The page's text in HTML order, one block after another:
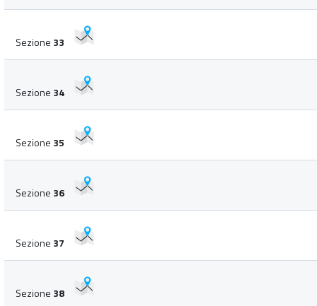
Sezione 33
Sezione 34
Sezione 35
Sezione 36
Sezione 37
Sezione 38